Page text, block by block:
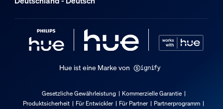
Hue ist eine Marke von
Gesetzliche Gewährleistung
Kommerzielle Garantie
Produktsicherheit
Für Entwickler Für Partner
Partnerprogramm